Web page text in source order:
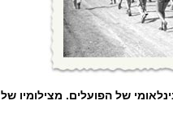
של הפועלים. מצילומיו של